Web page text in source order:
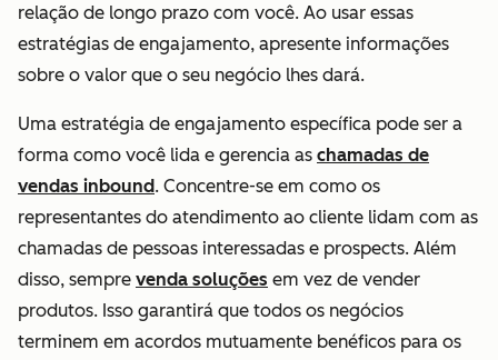
relação de longo prazo com você. Ao usar essas
estratégias de engajamento, apresente informações
sobre o valor que o seu negócio lhes dará.
Uma estratégia de engajamento específica pode ser a
forma como você lida e gerencia as chamadas de
vendas inbound. Concentre-se em como os
representantes do atendimento ao cliente lidam com as
chamadas de pessoas interessadas e prospects. Além
disso, sempre venda soluções em vez de vender
produtos. Isso garantirá que todos os negócios
terminem em acordos mutuamente benéficos para os